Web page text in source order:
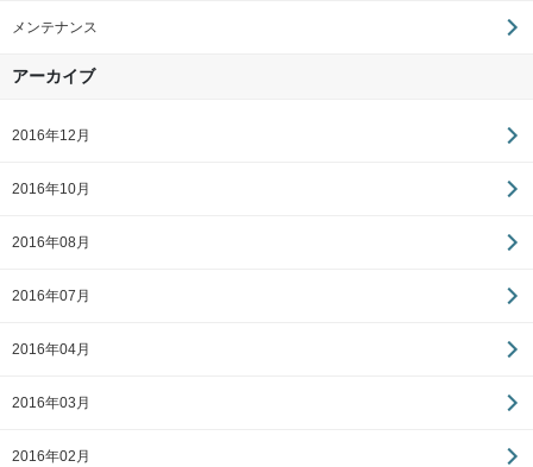
メンテナンス
アーカイブ
2016年12月
2016年10月
2016年08月
2016年07月
2016年04月
2016年03月
2016年02月